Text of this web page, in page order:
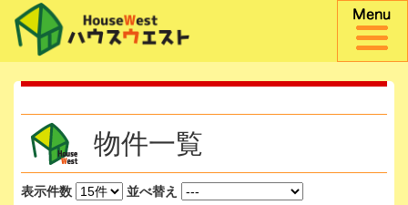
物件一覧
表示件数 並べ替え